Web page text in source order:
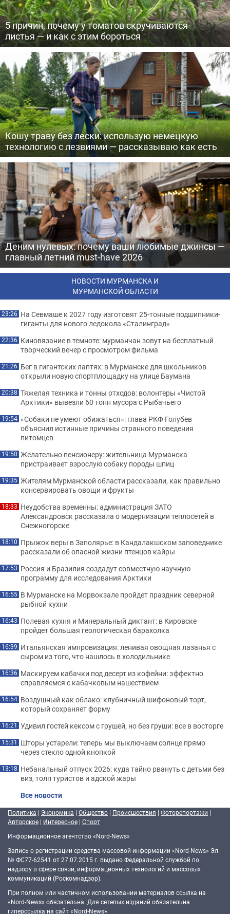
5 причин, почему у томатов скручиваются
листья — и как с этим бороться
Кошу траву без лески: использую немецкую
технологию с лезвиями — рассказываю как есть
Деним нулевых: почему ваши любимые джинсы —
главный летний must-have 2026
НОВОСТИ МУРМАНСКА И
МУРМАНСКОЙ ОБЛАСТИ
23:26 На Севмаше к 2027 году изготовят 25-тонные подшипники-
гиганты для нового ледокола «Сталинград»
22:36 Киновязание в темноте: мурманчан зовут на бесплатный
творческий вечер с просмотром фильма
21:26 Бег в гигантских лаптях: в Мурманске для школьников
открыли новую спортплощадку на улице Баумана
20:38 Тяжелая техника и тонны отходов: волонтеры «Чистой
Арктики» вывезли 60 тонн мусора с Рыбачьего
19:54 «Собаки не умеют обижаться»: глава РКФ Голубев
объяснил истинные причины странного поведения
питомцев
19:50 Желательно пенсионеру: жительница Мурманска
пристраивает взрослую собаку породы шпиц
19:35 Жителям Мурманской области рассказали, как правильно
консервировать овощи и фрукты
18:33 Неудобства временны: администрация ЗАТО
Александровск рассказала о модернизации теплосетей в
Снежногорске
18:10 Прыжок веры в Заполярье: в Кандалакшском заповеднике
рассказали об опасной жизни птенцов кайры
17:53 Россия и Бразилия создадут совместную научную
программу для исследования Арктики
16:55 В Мурманске на Морвокзале пройдет праздник северной
рыбной кухни
16:43 Полевая кухня и Минеральный диктант: в Кировске
пройдет большая геологическая барахолка
16:39 Итальянская импровизация: ленивая овощная лазанья с
сыром из того, что нашлось в холодильнике
16:36 Маскируем кабачки под десерт из кофейни: эффектно
справляемся с кабачковым нашествием
16:54 Воздушный как облако: клубничный шифоновый торт,
который сохраняет форму
16:21 Удивил гостей кексом с грушей, но без груши: все в восторге
15:31 Шторы устарели: теперь мы выключаем солнце прямо
через стекло одной кнопкой
13:18 Небанальный отпуск 2026: куда тайно рвануть с детьми без
виз, толп туристов и адской жары
Все новости
Политика | Экономика | Общество | Происшествия | Фоторепортажи |
Авторское | Интересное | Спорт
Информационное агентство «Nord-News»
Запись о регистрации средства массовой информации «Nord-News» Эл
№ ФС77-62541 от 27.07.2015 г. выдано Федеральной службой по
надзору в сфере связи, информационных технологий и массовых
коммуникаций (Роскомнадзор).
При полном или частичном использовании материалов ссылка на
«Nord-News» обязательна. Для сетевых изданий обязательна
гиперссылка на сайт «Nord-News».